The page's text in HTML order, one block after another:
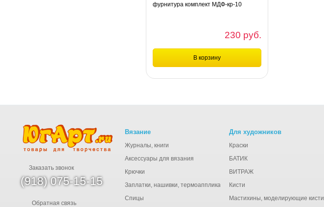
фурнитура комплект МДФ-кр-10
230 руб.
В корзину
Заказать звонок
(918) 075-15-15
Обратная связь
Вязание
Журналы, книги
Аксессуары для вязания
Крючки
Заплатки, нашивки, термоаппликации
Спицы
Для художников
Краски
БАТИК
ВИТРАЖ
Кисти
Мастихины, моделирующие кисти